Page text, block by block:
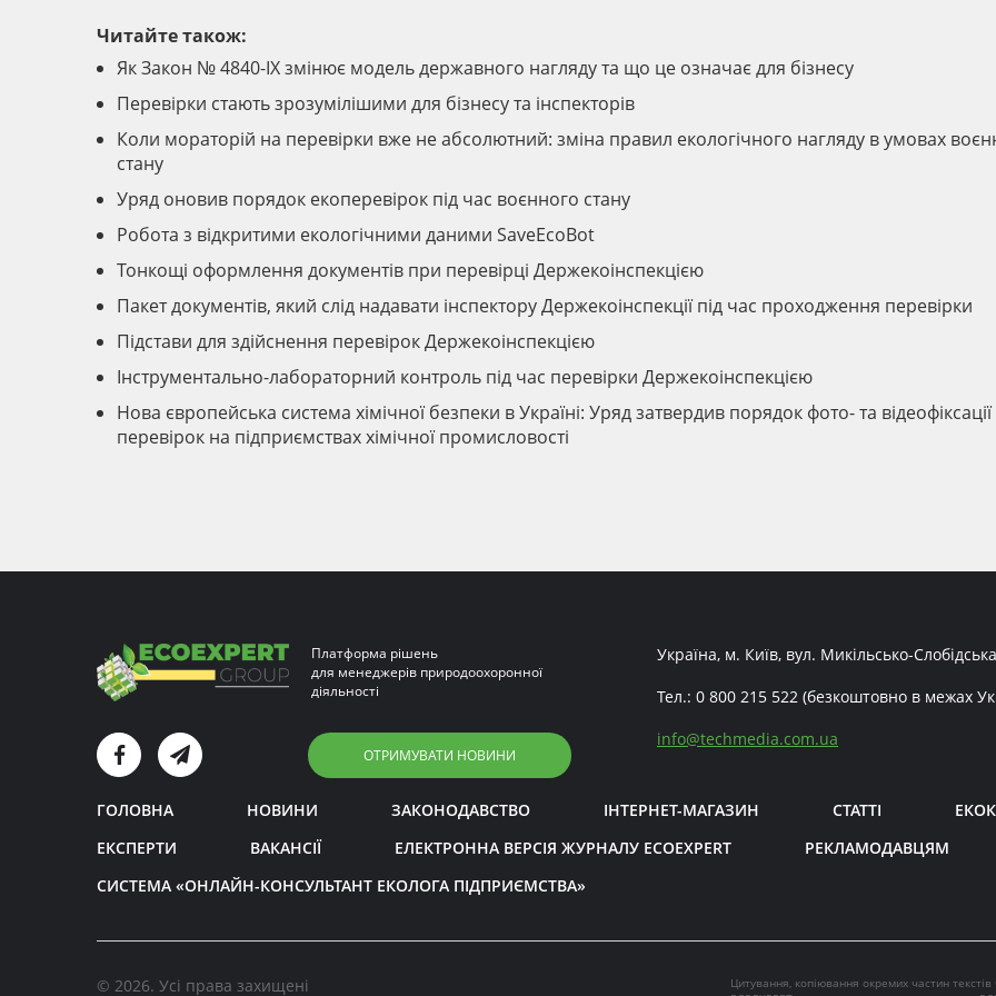
Читайте також:
Як Закон № 4840-IX змінює модель державного нагляду та що це означає для бізнесу
Перевірки стають зрозумілішими для бізнесу та інспекторів
Коли мораторій на перевірки вже не абсолютний: зміна правил екологічного нагляду в умовах
стану
Уряд оновив порядок екоперевірок під час воєнного стану
Робота з відкритими екологічними даними SaveEcoBot
Тонкощі оформлення документів при перевірці Держекоінспекцією
Пакет документів, який слід надавати інспектору Держекоінспекції під час проходження перевірки
Підстави для здійснення перевірок Держекоінспекцією
Інструментально-лабораторний контроль під час перевірки Держекоінспекцією
Нова європейська система хімічної безпеки в Україні: Уряд затвердив порядок фото- та відеофіксації
перевірок на підприємствах хімічної промисловості
Платформа рішень
для менеджерів природоохоронної
діяльності
ОТРИМУВАТИ НОВИНИ
Україна, м. Київ, вул. Микільсько-
Тел.: 0 800 215 522 (безкоштовно в межах
info@techmedia.com.ua
ГОЛОВНА НОВИНИ ЗАКОНОДАВСТВО ІНТЕРНЕТ-МАГАЗИН СТАТТІ
ЕКСПЕРТИ
ВАКАНСІЇ ЕЛЕКТРОННА ВЕРСІЯ ЖУРНАЛУ ECOEXPERT
РЕКЛАМОДАВЦЯМ
СИСТЕМА «ОНЛАЙН-КОНСУЛЬТАНТ ЕКОЛОГА ПІДПРИЄМСТВА»
Цитування, копіювання окремих частин
© 2026. Усі права захищені